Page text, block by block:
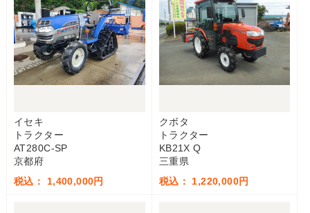
イセキ
トラクター
AT280C-SP
京都府
税込： 1,400,000円
クボタ
トラクター
KB21X Q
三重県
税込： 1,220,000円